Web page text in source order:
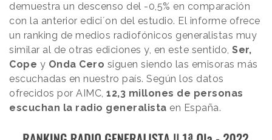
demuestra un descenso del -0,5% en comparación
con la anterior edici´on del estudio. El informe ofrece
un ranking de medios radiofónicos generalistas muy
similar al de otras ediciones y, en este sentido, Ser,
Cope y Onda Cero siguen siendo las emisoras más
escuchadas en nuestro país. Según los datos
ofrecidos por AIMC, 12,3 millones de personas
escuchan la radio generalista en España.